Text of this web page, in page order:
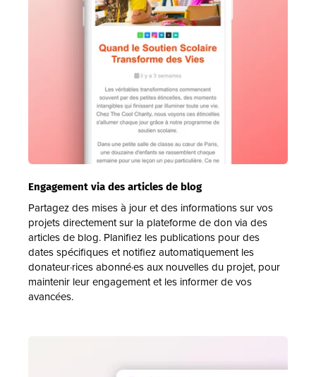
Engagement via des articles de blog
Partagez des mises à jour et des informations sur vos
projets directement sur la plateforme de don via des
articles de blog. Planifiez les publications pour des
dates spécifiques et notifiez automatiquement les
donateur·rices abonné·es aux nouvelles du projet, pour
maintenir leur engagement et les informer de vos
avancées.